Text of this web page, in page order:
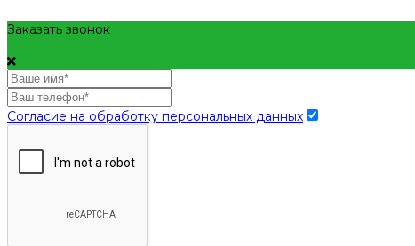
Заказать звонок
Согласие на обработку персональных данных